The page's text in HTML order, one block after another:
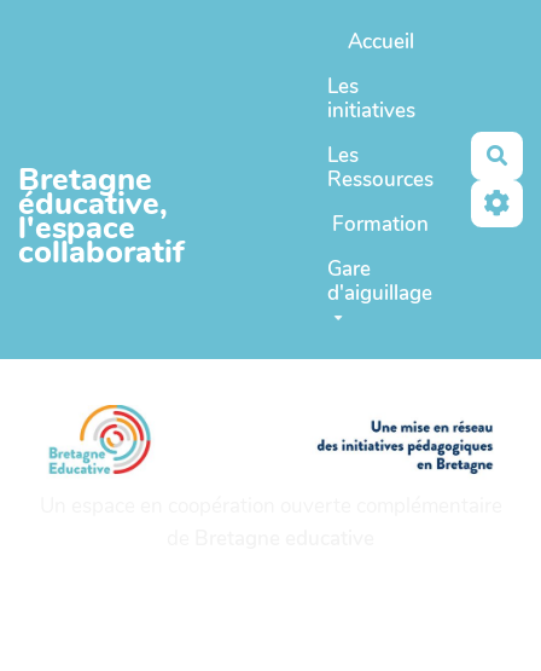
Bretagne
éducative,
l'espace
collaboratif
Accueil
Les
initiatives
Les
Ressources
Formation
Gare
d'aiguillage